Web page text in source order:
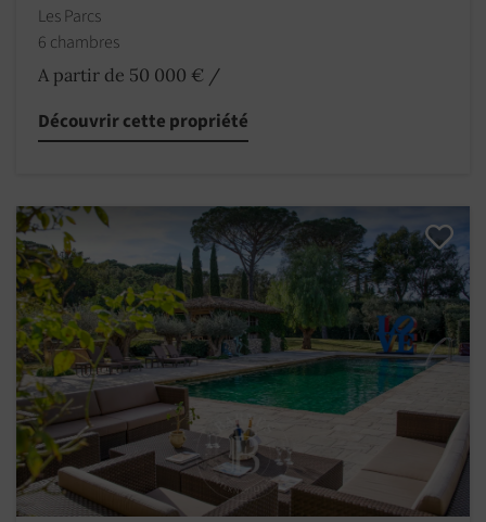
Les Parcs
6 chambres
A partir de 50 000 € /
Découvrir cette propriété